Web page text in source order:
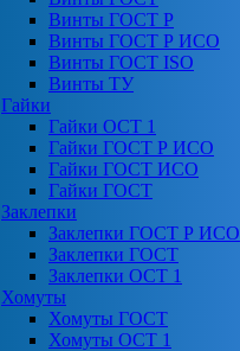
Винты ГОСТ Р
Винты ГОСТ Р ИСО
Винты ГОСТ ISO
Винты ТУ
Гайки
Гайки ОСТ 1
Гайки ГОСТ Р ИСО
Гайки ГОСТ ИСО
Гайки ГОСТ
Заклепки
Заклепки ГОСТ Р ИСО
Заклепки ГОСТ
Заклепки ОСТ 1
Хомуты
Хомуты ГОСТ
Хомуты ОСТ 1